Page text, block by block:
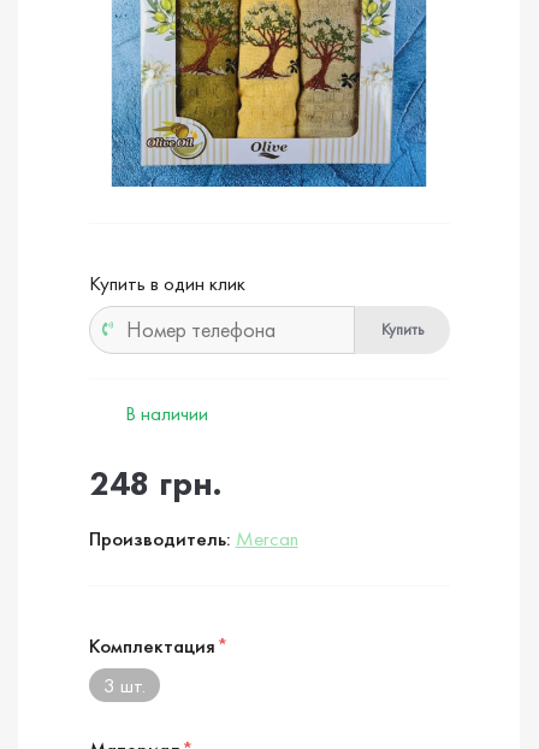
Купить в один клик
Купить
В наличии
248 грн.
Производитель: Mercan
Комплектация*
3 шт.